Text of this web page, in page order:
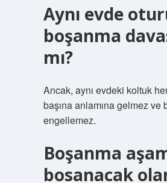
Aynı evde
boşanma
mı?
Ancak, aynı evdeki koltuk
başına anlamına gelmez ve
engellemez.
Boşanma
bosanacak